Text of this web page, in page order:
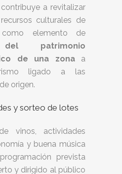
a revitalizar
culturales de
elemento de
patrimonio
de una zonaa
ligado a las
origen.
y sorteo de lotes
vinos, actividades
y buena música
prevista
y dirigido al público